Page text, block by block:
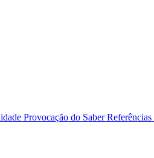
Provocação do SaberReferências